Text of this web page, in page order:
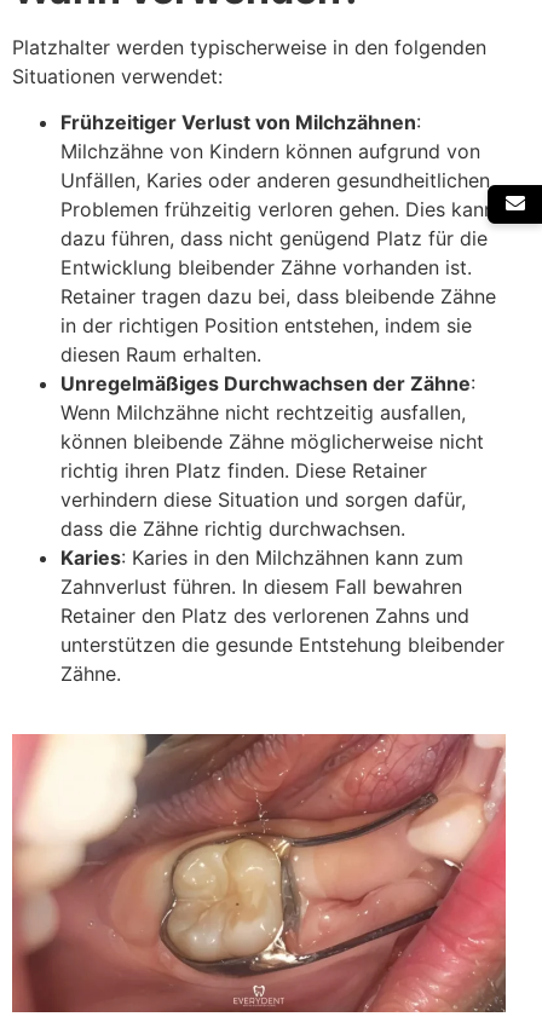
Platzhalter werden typischerweise in den folgenden
Situationen verwendet:
Frühzeitiger Verlust von Milchzähnen:
Milchzähne von Kindern können aufgrund von
Unfällen, Karies oder anderen gesundheitlichen
Problemen frühzeitig verloren gehen. Dies kann
dazu führen, dass nicht genügend Platz für die
Entwicklung bleibender Zähne vorhanden ist.
Retainer tragen dazu bei, dass bleibende Zähne
in der richtigen Position entstehen, indem sie
diesen Raum erhalten.
Unregelmäßiges Durchwachsen der Zähne:
Wenn Milchzähne nicht rechtzeitig ausfallen,
können bleibende Zähne möglicherweise nicht
richtig ihren Platz finden. Diese Retainer
verhindern diese Situation und sorgen dafür,
dass die Zähne richtig durchwachsen.
Karies: Karies in den Milchzähnen kann zum
Zahnverlust führen. In diesem Fall bewahren
Retainer den Platz des verlorenen Zahns und
unterstützen die gesunde Entstehung bleibender
Zähne.